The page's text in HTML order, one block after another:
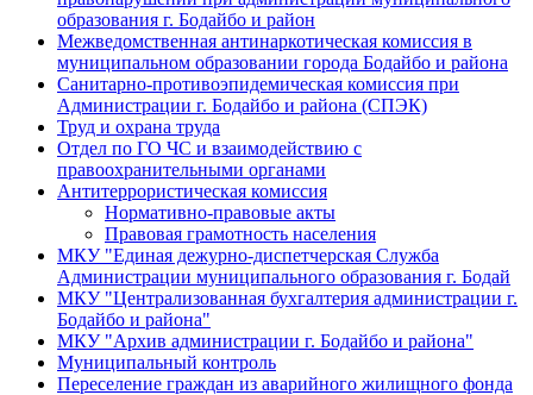
образования г. Бодайбо и район
Межведомственная антинаркотическая комиссия в
муниципальном образовании города Бодайбо и района
Санитарно-противоэпидемическая комиссия при
Администрации г. Бодайбо и района (СПЭК)
Труд и охрана труда
Отдел по ГО ЧС и взаимодействию с
правоохранительными органами
Антитеррористическая комиссия
Нормативно-правовые акты
Правовая грамотность населения
МКУ "Единая дежурно-диспетчерская Служба
Администрации муниципального образования г. Бодай
МКУ "Централизованная бухгалтерия администрации г.
Бодайбо и района"
МКУ "Архив администрации г. Бодайбо и района"
Муниципальный контроль
Переселение граждан из аварийного жилищного фонда